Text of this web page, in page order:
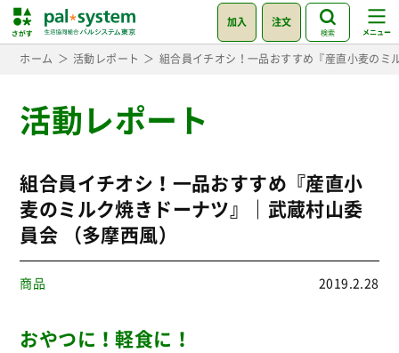
加入 注文
検索
ホーム 活動レポート 組合員イチオシ！一品おすすめ『産直小麦の
活動レポート
組合員イチオシ！一品おすすめ『産直小
麦のミルク焼きドーナツ』｜武蔵村山委
員会 （多摩西風）
商品 2019.2.28
おやつに！軽食に！